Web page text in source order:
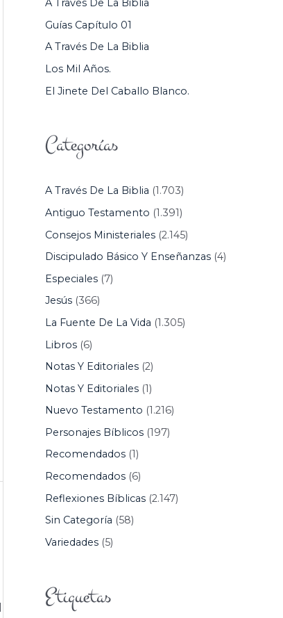
R
:
A Través De La Biblia
Guías Capítulo 01
A Través De La Biblia
Los Mil Años.
El Jinete Del Caballo Blanco.
Categorías
A Través De La Biblia (1.703)
Antiguo Testamento (1.391)
Consejos Ministeriales(2.145)
Discipulado Básico Y Enseñanzas(4)
Especiales(7)
Jesús(366)
La Fuente De La Vida (1.305)
Libros(6)
Notas Y Editoriales(2)
Notas Y Editoriales(1)
Nuevo Testamento (1.216)
Personajes Bíblicos(197)
Recomendados(1)
Recomendados(6)
Reflexiones Bíblicas(2.147)
Sin Categoría (58)
Variedades(5)
Etiquetas